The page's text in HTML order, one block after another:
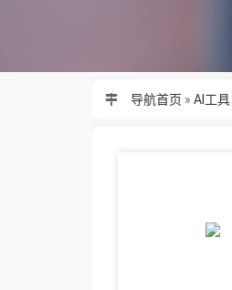
导航首页 » AI工具